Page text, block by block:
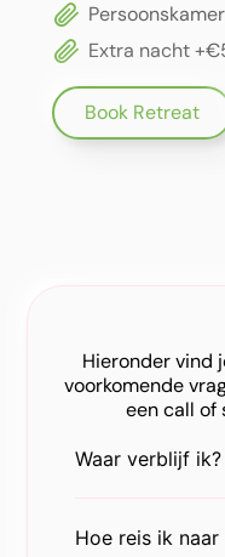
Extra nacht
Book Retreat
Hieronder vind
voorkomende
een call of
Waar verblijf ik?
Hoe reis ik